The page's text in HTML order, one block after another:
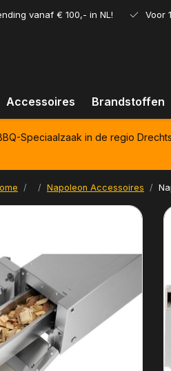
vanaf € 100,- in NL! Voor
Accessoires Brandstoffen
Speciaalzaak in de regio
Napoleon Accessoires